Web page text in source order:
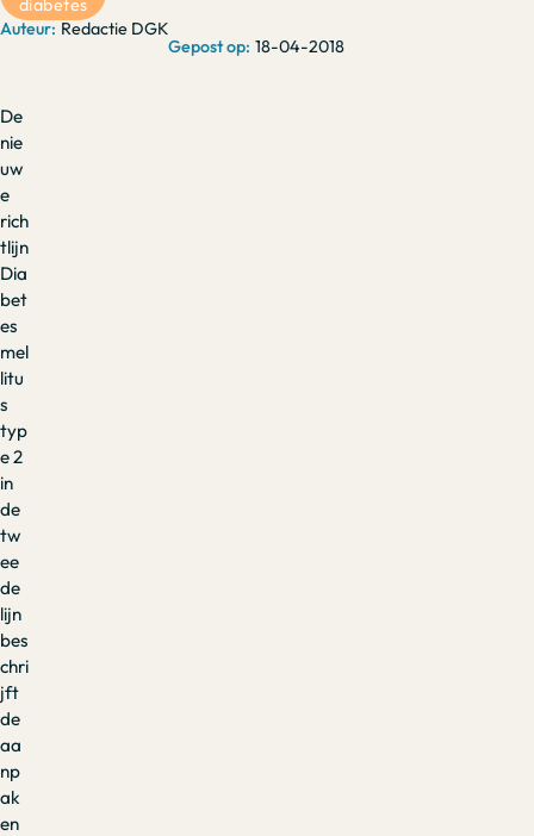
Redactie DGK
18-04-2018
diabetes
De
nie
uw
e
rich
tlijn
Dia
bet
es
mel
litu
s
typ
e 2
in
de
tw
ee
de
lijn
bes
chri
jft
de
aa
np
ak
en